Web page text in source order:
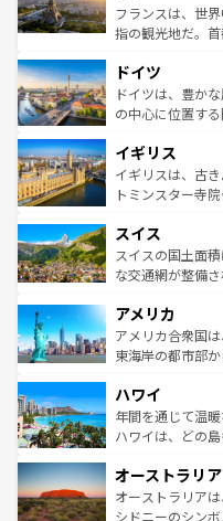
しい。
る。首都マドリ
アートに溢れた
せる。地方によ
ンテンツ一覧を
フランスは、世
指の観光地だ。
で、幅広い魅力
聖堂、美しいビ
から魅了する。
いる。シャンパ
香り高いラベン
らに、パリ以外
れる地方に足を
きる
を参照してほしい
ドイツ
ドイツは、豊か
の中心に位置す
顔を持つこの国
ルリンの文化的
してライン川沿
は、お酒好きな人には
ドイツ情報はコ
イギリス
イギリスは、古
トミンスター寺
リアごとに異な
ティー、ビール
戦など、本場だ
ンツ一覧を参照し
スイス
スイスの国土面
な交通網が整備
の建物がそのま
博物館もあり、
ことができる。
ば市内交通費無料で
着のスイス情報は
アメリカ
アメリカ合衆国
東海岸の都市部
のような巨大都
ンメントが詰ま
西部には大自然
部のニューオー
文化が魅力。旅
しみながら、そ
ハワイ
年間を通じて温
ハワイは、どの
ワイ島は見逃せ
島だが、静かな
おすすめ。エメ
オーストラリア
オーストラリア
シドニーのシン